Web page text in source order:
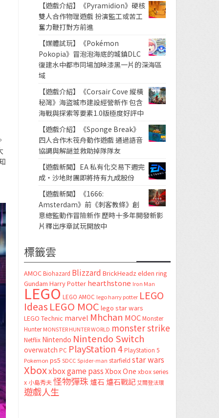
【遊戲介紹】《Pyramidion》硬核
雙人合作物理遊戲 扮演監工或苦工
奮力鞭打對方前進
【媒體試玩】《Pokémon
Pokopia》冒泡泡海底的城鎮DLC
復建水中都市同場加映漆黑一片的深海區
域
【遊戲介紹】《Corsair Cove 縱橫
秘灣》海盜城市建設經營新作 包含
海戰與探索等要素1.0版極度好評中
【遊戲介紹】《Sponge Break》
四人合作木筏舟動作遊戲 通過語音
協調與解謎並救助掉隊隊友
【遊戲新聞】EA 私有化交易下週完
成・沙地財團即將持有九成股份
【遊戲新聞】《1666:
Amsterdam》前《刺客教條》創
意總監動作冒險新作 歷時十多年開發新影
片釋出序章試玩開放中
標籤雲
AMOC Biohazard Blizzard BrickHeadz elden ring
Gundam Harry Potter hearthstone Iron Man
LEGO LEGO AMOC lego harry potter LEGO
Ideas LEGO MOC lego star wars
LEGO Technic marvel Mhchan MOC Monster
Hunter MONSTER HUNTER WORLD monster strike
Netflix Nintendo Nintendo Switch
overwatch PC PlayStation 4 PlayStation 5
Pokemon ps5 SDCC Spider-man starfield star wars
Xboxxbox game passXbox One xbox series
x 小島秀夫怪物彈珠 爐石 爐石戰記艾爾登法環
遊戲人生